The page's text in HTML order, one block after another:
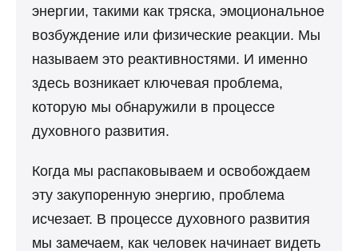
энергии, такими как тряска, эмоциональное
возбуждение или физические реакции. Мы
называем это реактивностями. И именно
здесь возникает ключевая проблема,
которую мы обнаружили в процессе
духовного развития.
Когда мы распаковываем и освобождаем
эту закупоренную энергию, проблема
исчезает. В процессе духовного развития
мы замечаем, как человек начинает видеть